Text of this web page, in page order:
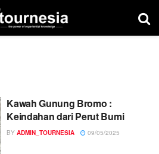
Kawah Gunung Bromo :
Keindahan dari Perut Bumi
BY ADMIN_TOURNESIA 09/05/2025